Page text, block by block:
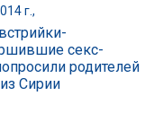
г.,
секс-
родителей
Сирии